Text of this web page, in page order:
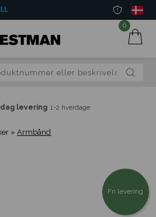
0
levering 1-2 hverdage
»Armbånd
Fri levering